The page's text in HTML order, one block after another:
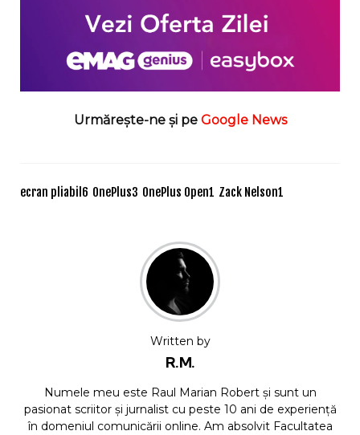
Urmărește-ne și pe Google News
ecran pliabil 6 OnePlus3 OnePlus Open1 Zack Nelson1
Written by
R.M.
Numele meu este Raul Marian Robert și sunt un
pasionat scriitor și jurnalist cu peste 10 ani de experiență
în domeniul comunicării online. Am absolvit Facultatea